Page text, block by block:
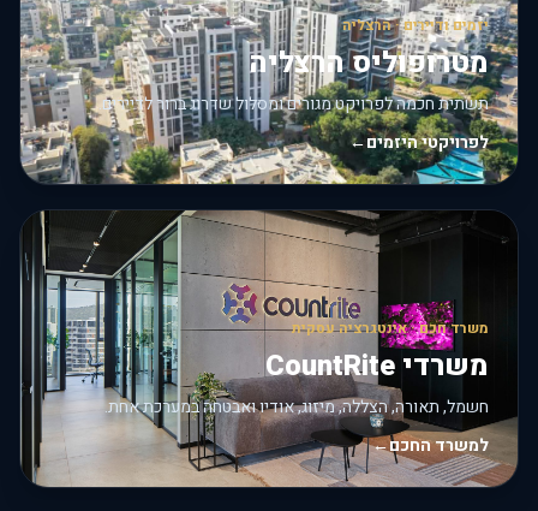
יזמים ודיירים · הרצליה
מטרופוליס הרצליה
תשתית חכמה לפרויקט מגורים ומסלול שדרוג ברור לדיירים.
לפרויקטי היזמים←
משרד חכם · אינטגרציה עסקית
משרדי CountRite
חשמל, תאורה, הצללה, מיזוג, אודיו ואבטחה במערכת אחת.
למשרד החכם←